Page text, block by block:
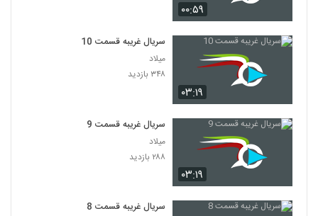
۰۰:۵۹
۰۳:۱۹
سریال غریبه قسمت 10
میلاد
۳۴۸ بازدید
۰۳:۱۹
سریال غریبه قسمت 9
میلاد
۲۸۸ بازدید
سریال غریبه قسمت 8